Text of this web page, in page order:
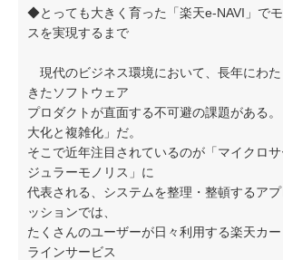
◆とっても大きく育った「楽天e-NAVI」で
スを実現するまで
現代のビジネス環境において、長年にわた
きたソフトウェア
プロダクトが直面する不可避の課題がある
大化と複雑化」だ。
そこで近年注目されているのが「マイクロ
ジュラーモノリス」に
代表される、システムを整理・整頓するア
ッションでは、
たくさんのユーザーが日々利用する楽天カ
ラインサービス